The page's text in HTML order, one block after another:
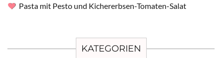
Pasta mit Pesto und Kichererbsen-Tomaten-Salat
KATEGORIEN